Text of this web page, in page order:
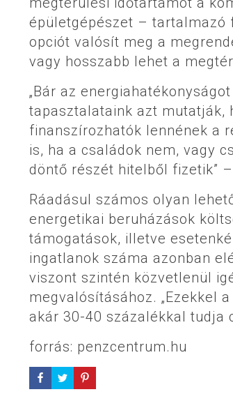
épületgépészet – tartalmazó
opciót valósít meg a
vagy hosszabb lehet a
„Bár az
tapasztalataink azt mutatják,
finanszírozhatók lennének a
is, ha a családok nem, vagy
döntő részét hitelből fizetik”
Ráadásul számos olyan
energetikai beruházások
támogatások, illetve
ingatlanok száma azonban
viszont szintén közvetlenül
megvalósításához. „Ezekkel
akár 30-40 százalékkal tudja
forrás: penzcentrum.hu